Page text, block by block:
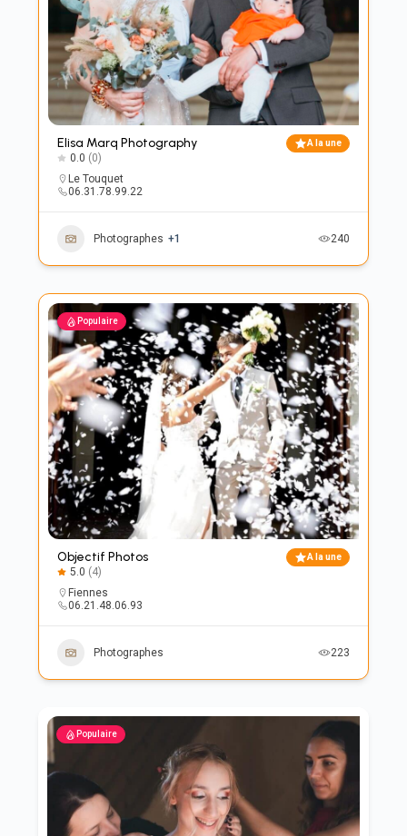
Elisa Marq Photography
0.0 (0)
A la une
Le Touquet
06.31.78.99.22
Photographes +1 240
Populaire
Objectif Photos
5.0 (4)
A la une
Fiennes
06.21.48.06.93
Photographes 223
Populaire